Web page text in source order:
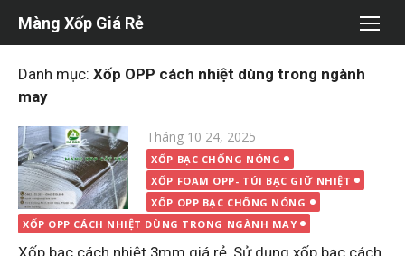
dung
Màng Xốp Giá Rẻ
Danh mục: Xốp OPP cách nhiệt dùng trong ngành
may
Đăng
vào
Tháng 10 24, 2025
XỐP BẠC CHỐNG NÓNG
XỐP FOAM OPP- TÚI BẠC GIỮ NHIỆT
XỐP OPP BẠC CHỐNG NÓNG
XỐP OPP CÁCH NHIỆT DÙNG TRONG NGÀNH MAY
Xốp bạc cách nhiệt 3mm giá rẻ, Sử dụng xốp bạc cách